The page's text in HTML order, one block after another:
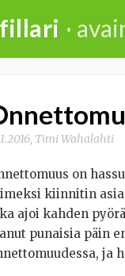
·
Timi Wahalahti
on
kiinnitin
ajoi kahden
punaisia päin
ja